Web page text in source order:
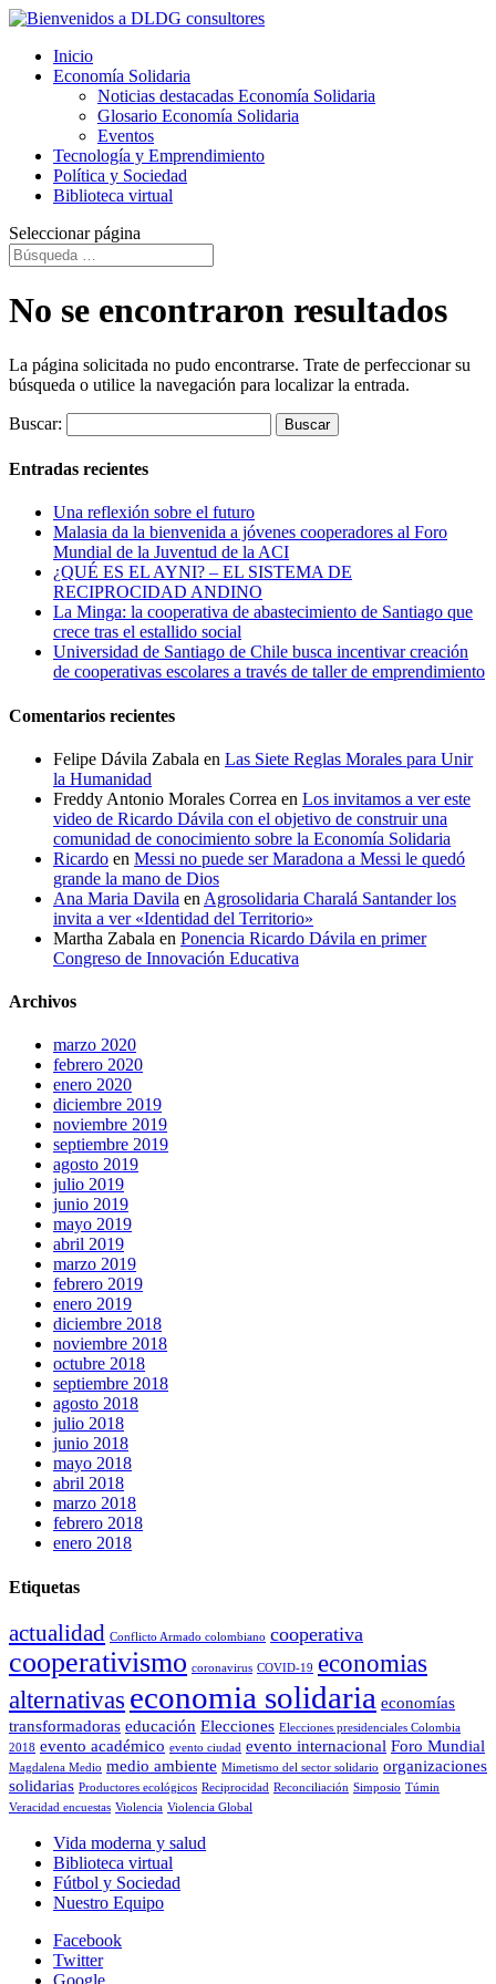
Inicio
Economía Solidaria
Noticias destacadas Economía Solidaria
Glosario Economía Solidaria
Eventos
Tecnología y Emprendimiento
Política y Sociedad
Biblioteca virtual
Seleccionar página
No se encontraron resultados
La página solicitada no pudo encontrarse. Trate de perfeccionar su
búsqueda o utilice la navegación para localizar la entrada.
Buscar:
Entradas recientes
Una reflexión sobre el futuro
Malasia da la bienvenida a jóvenes cooperadores al Foro
Mundial de la Juventud de la ACI
¿QUÉ ES EL AYNI? – EL SISTEMA DE
RECIPROCIDAD ANDINO
La Minga: la cooperativa de abastecimiento de Santiago que
crece tras el estallido social
Universidad de Santiago de Chile busca incentivar creación
de cooperativas escolares a través de taller de emprendimiento
Comentarios recientes
Felipe Dávila Zabala en Las Siete Reglas Morales para Unir
la Humanidad
Freddy Antonio Morales Correa en Los invitamos a ver este
video de Ricardo Dávila con el objetivo de construir una
comunidad de conocimiento sobre la Economía Solidaria
Ricardo en Messi no puede ser Maradona a Messi le quedó
grande la mano de Dios
Ana Maria Davila en Agrosolidaria Charalá Santander los
invita a ver «Identidad del Territorio»
Martha Zabala en Ponencia Ricardo Dávila en primer
Congreso de Innovación Educativa
Archivos
marzo 2020
febrero 2020
enero 2020
diciembre 2019
noviembre 2019
septiembre 2019
agosto 2019
julio 2019
junio 2019
mayo 2019
abril 2019
marzo 2019
febrero 2019
enero 2019
diciembre 2018
noviembre 2018
octubre 2018
septiembre 2018
agosto 2018
julio 2018
junio 2018
mayo 2018
abril 2018
marzo 2018
febrero 2018
enero 2018
Etiquetas
actualidad Conflicto Armado colombiano cooperativa
cooperativismo coronavirus COVID-19 economias
alternativas economia solidaria economías
transformadoras educación Elecciones Elecciones presidenciales Colombia
2018 evento académico evento ciudad evento internacional Foro Mundial
Magdalena Medio medio ambiente Mimetismo del sector solidario organizaciones
solidarias Productores ecológicos Reciprocidad Reconciliación Simposio Túmin
Veracidad encuestas Violencia Violencia Global
Vida moderna y salud
Biblioteca virtual
Fútbol y Sociedad
Nuestro Equipo
Facebook
Twitter
Google